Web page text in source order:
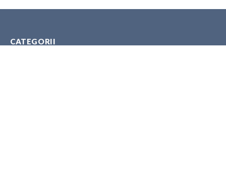
CATEGORII